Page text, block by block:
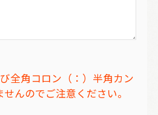
全角コロン（：）半角カン
んのでご注意ください。